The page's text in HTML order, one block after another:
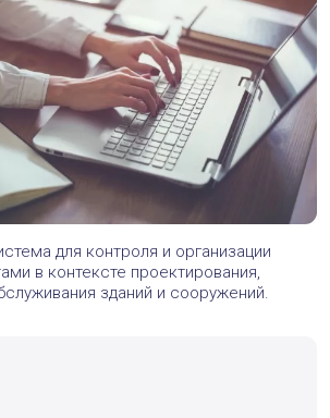
для контроля и организации
в контексте проектирования,
зданий и сооружений.